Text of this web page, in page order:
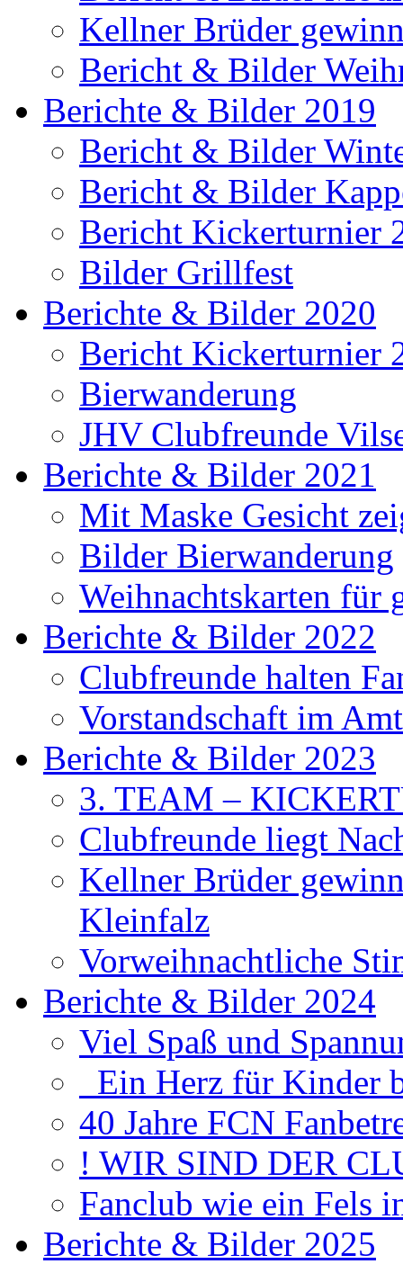
Kellner Brüder
Bericht & Bilder
Berichte & Bilder 2019
Bericht & Bilder
Bericht & Bilder
Bericht Kickerturnier
Bilder Grillfest
Berichte & Bilder 2020
Bericht Kickerturnier
Bierwanderung
JHV Clubfreunde
Berichte & Bilder 2021
Mit Maske Gesicht
Bilder Bierwanderung
Weihnachtskarten für
Berichte & Bilder 2022
Clubfreunde halten
Vorstandschaft im
Berichte & Bilder 2023
3. TEAM –
Clubfreunde liegt
Kellner Brüder
Kleinfalz
Vorweihnachtliche
Berichte & Bilder 2024
Viel Spaß und
Ein Herz für Kinder
40 Jahre FCN
! WIR SIND DER
Fanclub wie ein Fels
Berichte & Bilder 2025